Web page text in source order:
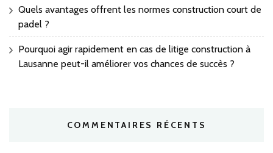
Quels avantages offrent les normes construction court de
padel ?
Pourquoi agir rapidement en cas de litige construction à
Lausanne peut-il améliorer vos chances de succès ?
COMMENTAIRES RÉCENTS